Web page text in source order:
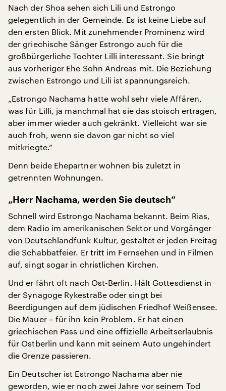
Nach der Shoa sehen sich Lili und Estrongo
gelegentlich in der Gemeinde. Es ist keine Liebe auf
den ersten Blick. Mit zunehmender Prominenz wird
der griechische Sänger Estrongo auch für die
großbürgerliche Tochter Lilli interessant. Sie bringt
aus vorheriger Ehe Sohn Andreas mit. Die Beziehung
zwischen Estrongo und Lili ist spannungsreich.
„Estrongo Nachama hatte wohl sehr viele Affären,
was für Lilli, ja manchmal hat sie das stoisch ertragen,
aber immer wieder auch gekränkt. Vielleicht war sie
auch froh, wenn sie davon gar nicht so viel
mitkriegte.“
Denn beide Ehepartner wohnen bis zuletzt in
getrennten Wohnungen.
„Herr Nachama, werden Sie deutsch“
Schnell wird Estrongo Nachama bekannt. Beim Rias,
dem Radio im amerikanischen Sektor und Vorgänger
von Deutschlandfunk Kultur, gestaltet er jeden Freitag
die Schabbatfeier. Er tritt im Fernsehen und in Filmen
auf, singt sogar in christlichen Kirchen.
Und er fährt oft nach Ost-Berlin. Hält Gottesdienst in
der Synagoge Rykestraße oder singt bei
Beerdigungen auf dem jüdischen Friedhof Weißensee.
Die Mauer – für ihn kein Problem. Er hat einen
griechischen Pass und eine offizielle Arbeitserlaubnis
für Ostberlin und kann mit seinem Auto ungehindert
die Grenze passieren.
Ein Deutscher ist Estrongo Nachama aber nie
geworden, wie er noch zwei Jahre vor seinem Tod